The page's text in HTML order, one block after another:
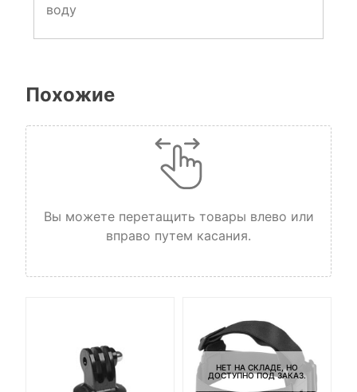
воду
Похожие
Вы можете перетащить товары влево или
вправо путем касания.
НЕТ НА СКЛАДЕ, НО
ДОСТУПНО ПОД ЗАКАЗ.